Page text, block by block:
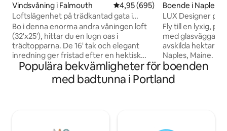
Vindsvåning i Falmouth 4,95 av 5 i genomsnittligt
4,95 (695)
Loftslägenhet på trädkantad gata i
Falmouth
Bo i denna enorma andra våningen loft
(32'x25'), hittar du en lugn oas i
trädtopparna. De 16' tak och elegant
inredning ger fristad efter en hektisk
dag av sight seeing. Vi erbjuder en
dubbelsäng och två enkelsängar. Du är
förvånansvärt nära Portlands
Boende i Naples
LUX Designer
vattnet – avskilt
Fly till en lyxig,
med glasväggar
avskilda hektar
Naples, Maine.
och ger total
sandstrand, en
tillgång till
Populära bekvämligheter för boenden
med badtunna i Portland